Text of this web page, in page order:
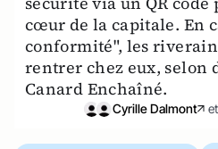
cœur de la capitale. En
conformité", les
rentrer chez eux, selon
Canard Enchaîné.
Cyrille Dalmont et